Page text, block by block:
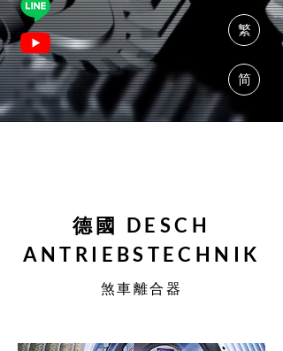
繁
简
德國 DESCH
ANTRIEBSTECHNIK
煞車離合器